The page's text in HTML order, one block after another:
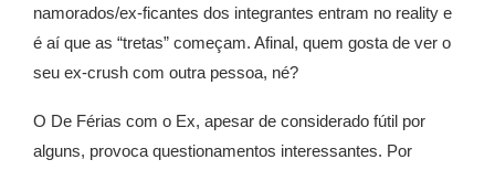
namorados/ex-ficantes dos integrantes entram no reality e
é aí que as “tretas” começam. Afinal, quem gosta de ver o
seu ex-crush com outra pessoa, né?
O De Férias com o Ex, apesar de considerado fútil por
alguns, provoca questionamentos interessantes. Por